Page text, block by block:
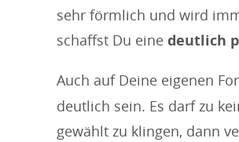
sehr förmlich und wird
schaffst Du eine deutlich
Auch auf Deine eigenen
deutlich sein. Es darf zu
gewählt zu klingen, dann